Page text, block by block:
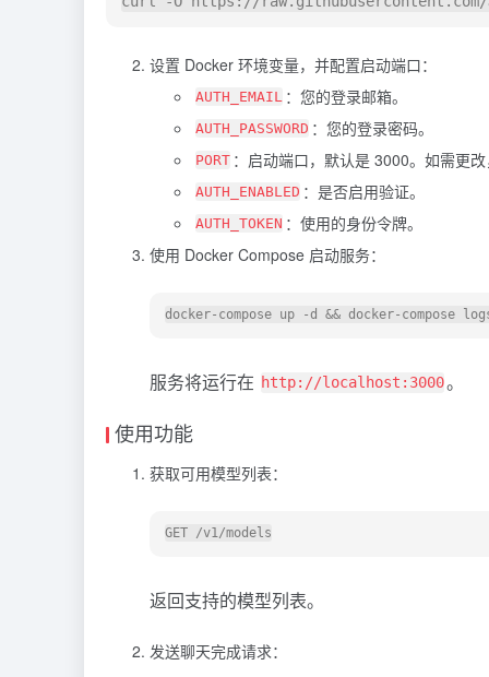
设置 Docker 环境变量，并配置启动端口：
AUTH_EMAIL ：您的登录邮箱。
AUTH_PASSWORD ：您的登录密码。
PORT ：启动端口，默认是 3000。如需更
AUTH_ENABLED ：是否启用验证。
AUTH_TOKEN ：使用的身份令牌。
使用 Docker Compose 启动服务：
服务将运行在 http://localhost:3000。
使用功能
获取可用模型列表：
返回支持的模型列表。
发送聊天完成请求：